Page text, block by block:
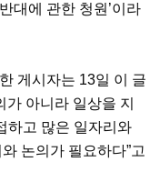
대에 관한 청원’이라
게시자는 13일 이 글
아니라 일상을 지
하고 많은 일자리와
논의가 필요하다”고